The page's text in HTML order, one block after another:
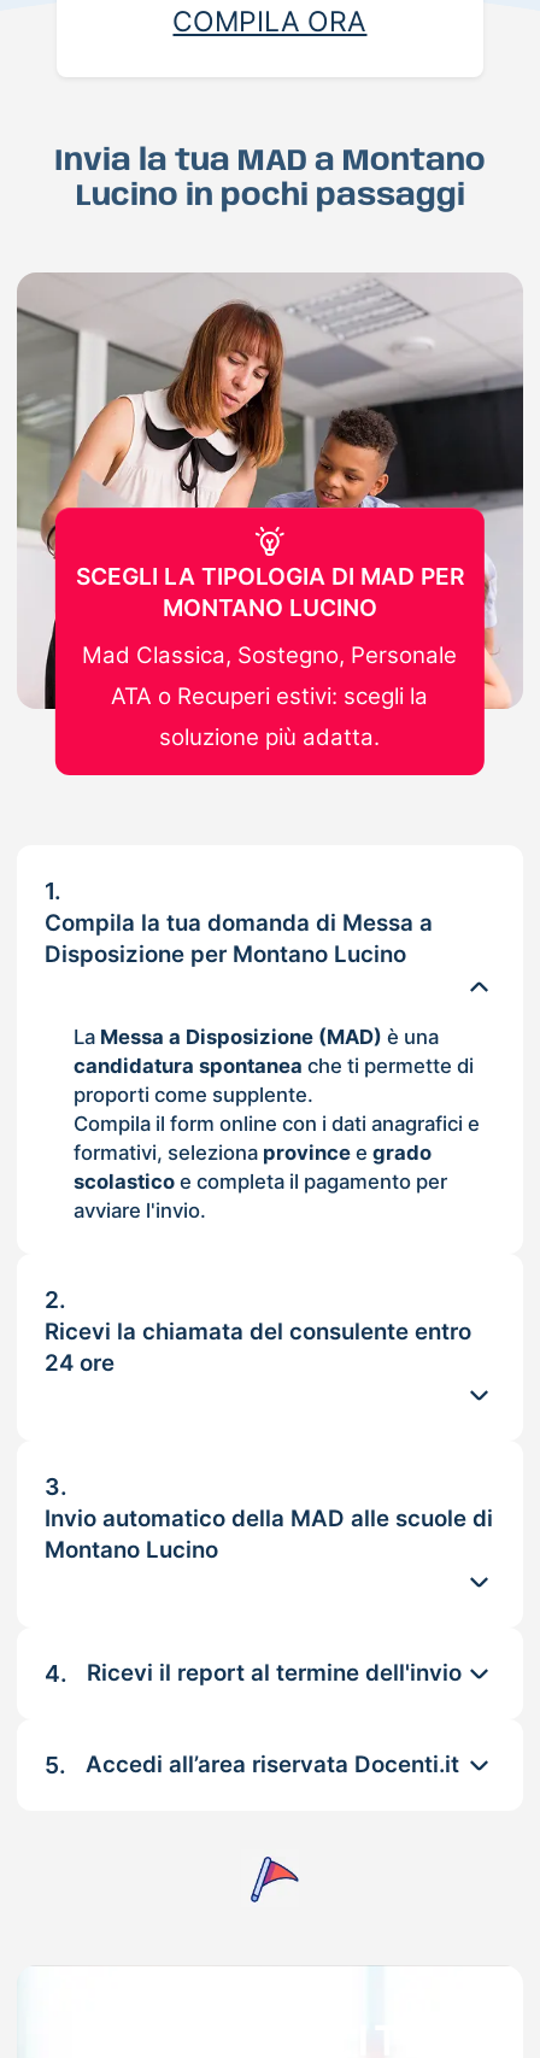
COMPILA ORA
Invia la tua MAD a Montano
Lucino in pochi passaggi
1.
Compila la tua domanda di Messa a
Disposizione per Montano Lucino
La Messa a Disposizione (MAD) è una
candidatura spontanea che ti permette di
proporti come supplente.
Compila il form online con i dati anagrafici e
formativi, seleziona provincee grado
scolasticoe completa il pagamento per
avviare l'invio.
2.
Ricevi la chiamata del consulente entro
24 ore
3.
Invio automatico della MAD alle scuole di
Montano Lucino
4. Ricevi il report al termine dell'invio
5. Accedi all’area riservata Docenti.it
SCEGLI LA TIPOLOGIA DI MAD PER
MONTANO LUCINO
Mad Classica, Sostegno, Personale
ATA o Recuperi estivi: scegli la
soluzione più adatta.